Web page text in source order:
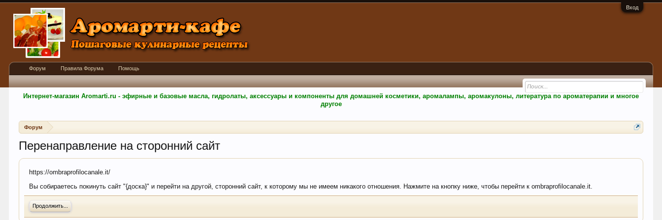
Вход
Интернет-магазин Aromarti.ru - эфирные и базовые масла, гидролаты, аксессуары и компоненты для домашней косметики, аромалампы, аромакулоны, литература по ароматерапии и многое
другое
Форум
Перенаправление на сторонний сайт
https://ombraprofilocanale.it/
Вы собираетесь покинуть сайт "{доска}" и перейти на другой, сторонний сайт, к которому мы не имеем никакого отношения. Нажмите на кнопку ниже, чтобы перейти к ombraprofilocanale.it.
Продолжить...
Форум Правила Форума Помощь